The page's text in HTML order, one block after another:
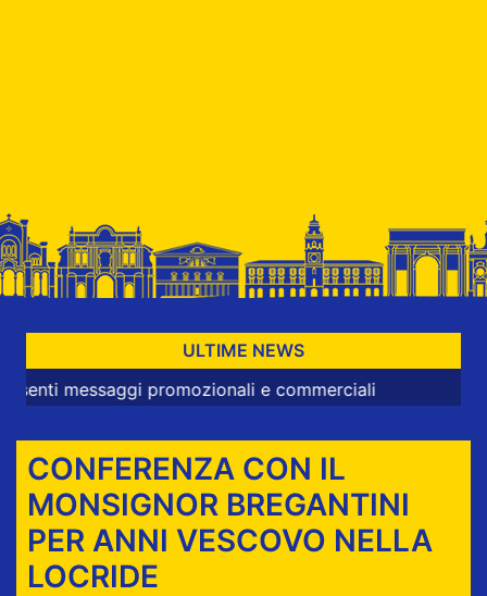
ULTIME NEWS
promozionali e commerciali
CONFERENZA CON IL
MONSIGNOR BREGANTINI
PER ANNI VESCOVO NELLA
LOCRIDE